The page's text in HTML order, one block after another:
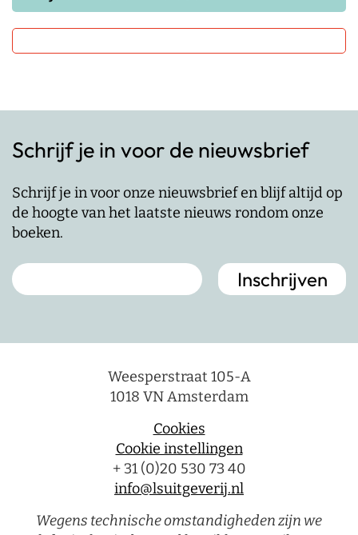
Schrijf je in voor de nieuwsbrief
Schrijf je in voor onze nieuwsbrief en blijf altijd op
de hoogte van het laatste nieuws rondom onze
boeken.
Weesperstraat 105-A
1018 VN Amsterdam
Cookies
Cookie instellingen
+ 31 (0)20 530 73 40
info@lsuitgeverij.nl
Wegens technische omstandigheden zijn we